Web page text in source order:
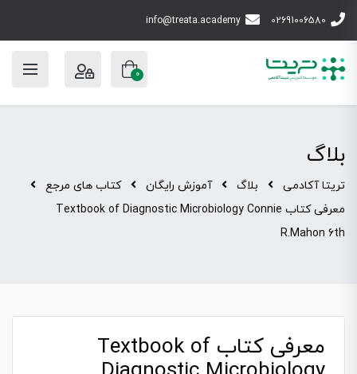
02691006580
info@treata.academy
0
بلاگ
تریتا آکادمی بلاگ آموزش رایگان
کتاب های مرجع
معرفی کتاب Textbook of Diagnostic Microbiology Connie
R.Mahon 6th
معرفی کتاب Textbook of